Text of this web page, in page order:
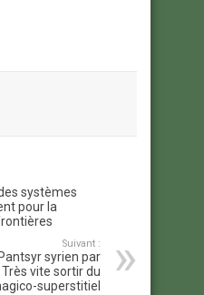
systèmes
pour la
Suivant :
syrien par
Très vite sortir du
superstitiel